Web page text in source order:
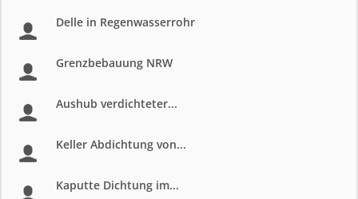
Delle in Regenwasserrohr
Grenzbebauung NRW
Aushub verdichteter...
Keller Abdichtung von...
Kaputte Dichtung im...